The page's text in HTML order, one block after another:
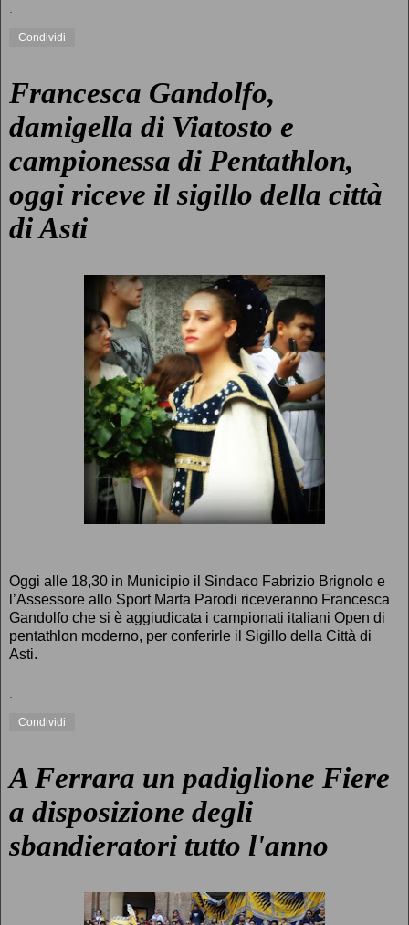
Condividi
Francesca Gandolfo,
damigella di Viatosto e
campionessa di Pentathlon,
oggi riceve il sigillo della città
di Asti
Oggi alle 18,30 in Municipio il Sindaco Fabrizio Brignolo e
l’Assessore allo Sport Marta Parodi riceveranno Francesca
Gandolfo che si è aggiudicata i campionati italiani Open di
pentathlon moderno, per conferirle il Sigillo della Città di
Asti.
.
Condividi
A Ferrara un padiglione Fiere
a disposizione degli
sbandieratori tutto l'anno